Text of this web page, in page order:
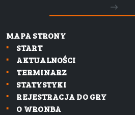
MAPA STRONY
START
AKTUALNOŚCI
TERMINARZ
STATYSTYKI
REJESTRACJA DO GRY
O WRONBA